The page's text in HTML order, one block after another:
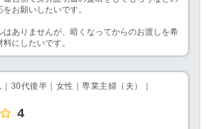
お願いしたいです。
はありませんが、暗くなってからのお渡しを希
にしたいです。
30代後半｜女性｜専業主婦（夫）｜
4